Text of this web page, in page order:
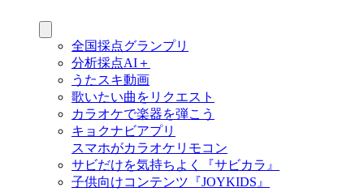
全国採点グランプリ
分析採点AI＋
うたスキ動画
歌いたい曲をリクエスト
カラオケで楽器を弾こう
キョクナビアプリ
スマホがカラオケリモコン
サビだけを気持ちよく『サビカラ』
子供向けコンテンツ『JOYKIDS』